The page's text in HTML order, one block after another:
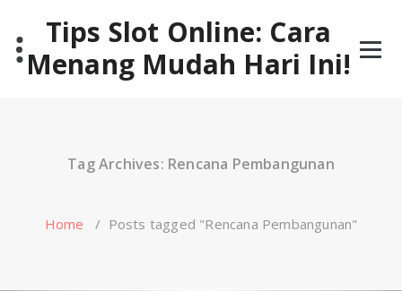
content Tips Slot Online: Cara
Menang Mudah Hari Ini!
Tag Archives: Rencana Pembangunan
Home / Posts tagged "Rencana Pembangunan"